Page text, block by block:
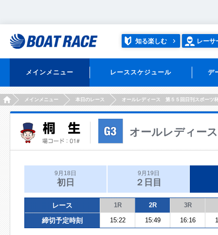
知る楽しむ レーサ
メインメニュー レーススケジュール デ
HOMEメインメニュー 本日のレース オールレディース 第５５回日刊スポーツ
オールレディー
9月18日
初日
9月19日
２日目
レース 1R 2R 3R
締切予定時刻 15:22 15:49 16:16